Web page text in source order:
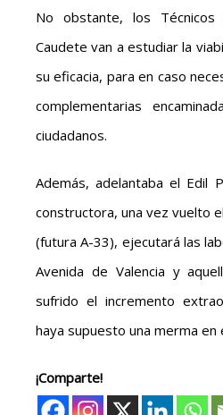
No obstante, los Técnicos
Caudete van a estudiar la
su eficacia, para en caso
complementarias
ciudadanos.
Además, adelantaba el Edil
constructora, una vez vuelto
(futura A-33), ejecutará las
Avenida de Valencia y
sufrido el incremento
haya supuesto una merma en
¡Comparte!